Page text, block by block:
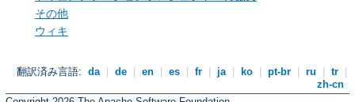
その他
ウィキ
翻訳済み言語: da de en es fr ja ko pt-br ru tr
zh-cn